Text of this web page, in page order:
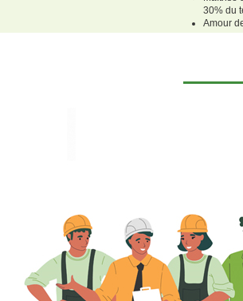
30% du
Amour